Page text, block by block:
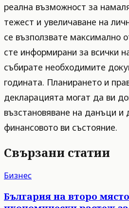
реална възможност за
тежест и увеличаване на
се възползвате максимално
сте информирани за всички
събирате необходимите
годината. Планирането и
декларацията могат да ви
възстановяване на данъци и
финансовото ви състояние.
Свързани статии
Бизнес
България на второ